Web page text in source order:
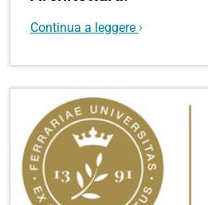
Continua a leggere